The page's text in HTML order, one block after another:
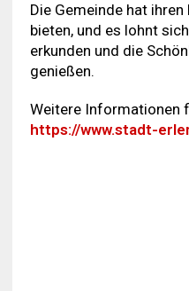
Die Gemeinde hat
bieten, und es lohnt
erkunden und die
genießen.
Weitere Informationen
https://www.stadt-